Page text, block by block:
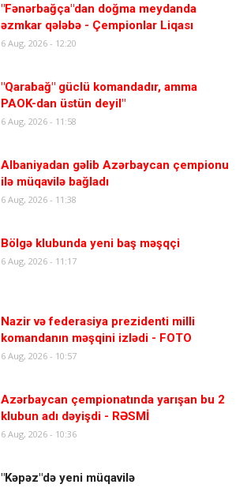
"Fənərbağça"dan doğma meydanda
əzmkar qələbə - Çempionlar Liqası
6 Aug, 2026 - 12:20
"Qarabağ" güclü komandadır, amma
PAOK-dan üstün deyil"
6 Aug, 2026 - 11:58
Albaniyadan gəlib Azərbaycan çempionu
ilə müqavilə bağladı
6 Aug, 2026 - 11:38
Bölgə klubunda yeni baş məşqçi
6 Aug, 2026 - 11:17
Nazir və federasiya prezidenti milli
komandanın məşqini izlədi - FOTO
6 Aug, 2026 - 10:57
Azərbaycan çempionatında yarışan bu 2
klubun adı dəyişdi - RƏSMİ
6 Aug, 2026 - 10:36
"Kəpəz"də yeni müqavilə